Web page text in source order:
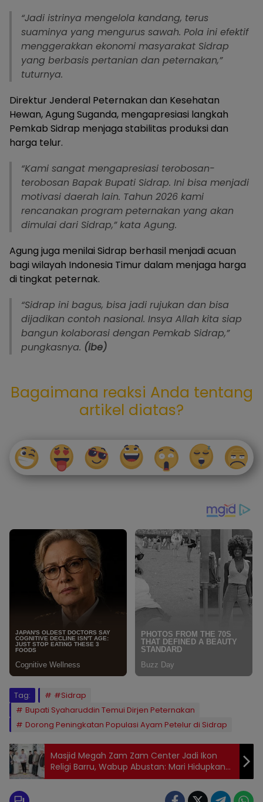
“Jadi istrinya mengelola kandang, terus
suaminya yang mengurus sawah. Pola ini efektif
menggerakkan ekonomi masyarakat Sidrap
yang berbasis pertanian dan peternakan,”
tuturnya.
Direktur Jenderal Peternakan dan Kesehatan
Hewan, Agung Suganda, mengapresiasi langkah
Pemkab Sidrap menjaga stabilitas produksi dan
harga telur.
“Kami sangat mengapresiasi terobosan-
terobosan Bapak Bupati Sidrap. Ini bisa menjadi
motivasi daerah lain. Tahun 2026 kami
rencanakan program peternakan yang akan
dimulai dari Sidrap,” kata Agung.
Agung juga menilai Sidrap berhasil menjadi acuan
bagi wilayah Indonesia Timur dalam menjaga harga
di tingkat peternak.
“Sidrap ini bagus, bisa jadi rujukan dan bisa
dijadikan contoh nasional. Insya Allah kita siap
bangun kolaborasi dengan Pemkab Sidrap,”
pungkasnya. (ibe)
Bagaimana reaksi Anda tentang
artikel diatas?
Tag:
#Sidrap
Bupati Syaharuddin Temui Dirjen Peternakan
Dorong Peningkatan Populasi Ayam Petelur di Sidrap
Masjid Megah Zam Zam Center Jadi Ikon
Religi Barru, Wabup Abustan: Mari Hidupkan
Semangat Cinta Masjid